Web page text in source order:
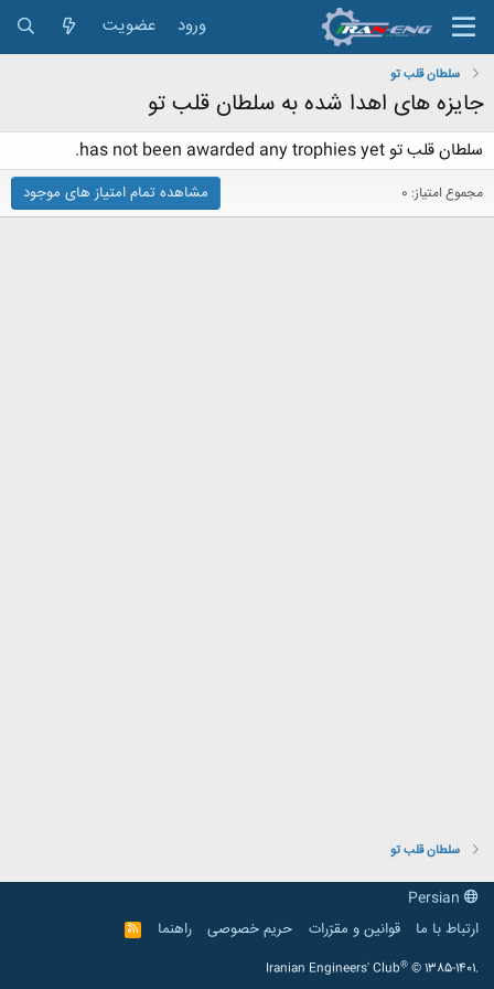
ورود عضویت
سلطان قلب تو
جایزه های اهدا شده به سلطان قلب تو
سلطان قلب تو has not been awarded any trophies yet.
مجموع امتیاز: 0 مشاهده تمام امتیاز های موجود
سلطان قلب تو
ارتباط با ما
قوانین و مقرّرات حریم خصوصی راهنما
R
S
Iranian Engineers' Club® © 1385-1401.